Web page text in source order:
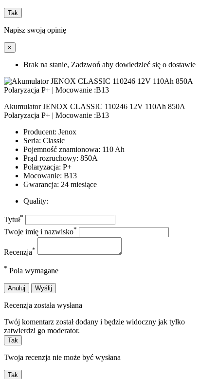
Tak
Napisz swoją opinię
×
Brak na stanie, Zadzwoń aby dowiedzieć się o dostawie
Akumulator JENOX CLASSIC 110246 12V 110Ah 850A
Polaryzacja P+ | Mocowanie :B13
Producent: Jenox
Seria: Classic
Pojemność znamionowa: 110 Ah
Prąd rozruchowy: 850A
Polaryzacja: P+
Mocowanie: B13
Gwarancja: 24 miesiące
Quality:
Tytuł*
Twoje imię i nazwisko*
Recenzja*
* Pola wymagane
Anuluj Wyślij
Recenzja została wysłana
Twój komentarz został dodany i będzie widoczny jak tylko
zatwierdzi go moderator.
Tak
Twoja recenzja nie może być wysłana
Tak